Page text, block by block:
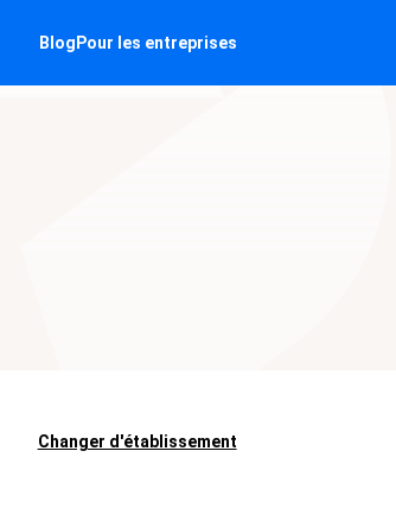
Blog Pour les entreprises
Changer d'établissement